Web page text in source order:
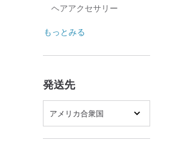
ヘアアクセサリー
もっとみる
発送先
アメリカ合衆国